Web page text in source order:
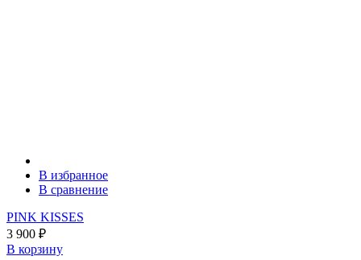
В избранное
В сравнение
PINK KISSES
3 900 ₽
В корзину